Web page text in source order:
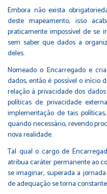
Embora não exista
deste mapeamento, isso
praticamente impossível de se
sem saber que dados a
deles.
Nomeado o Encarregado e
dados, então é possível o início
relação à privacidade dos
políticas de privacidade
implementação de tais
quando necessário, revendo
nova realidade.
Tal qual o cargo de
atribua caráter permanente ao
se imaginar, superada a
de adequação se torna